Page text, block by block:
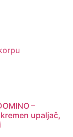
–
upaljač,